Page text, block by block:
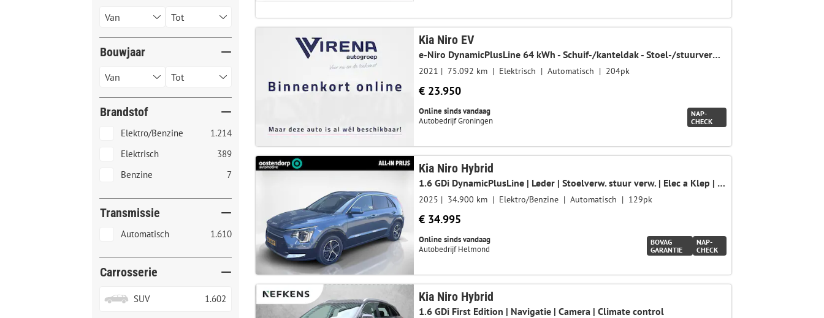
Bouwjaar
Brandstof
Elektro/Benzine
1.214
Elektrisch
389
Benzine
7
Transmissie
Automatisch 1.610
Carrosserie
SUV 1.602
Kia Niro EV
e-Niro DynamicPlusLine 64 kWh - Schuif-/kanteldak - Stoel-/stuurverwarming - Navigatie - Adaptive Cruise Control - Fabrieksgarantie tot 07-2028
2021 75.092 km Elektrisch Automatisch 204pk
€ 23.950
Online sinds vandaag
Autobedrijf Groningen
NAP-
CHECK
Kia Niro Hybrid
1.6 GDi DynamicPlusLine | Leder | Stoelverw. stuur verw. | Elec a Klep | Schuifdak | BTW auto
2025 34.900 km Elektro/Benzine Automatisch 129pk
€ 34.995
Online sinds vandaag
Autobedrijf Helmond
BOVAG
GARANTIE
NAP-
CHECK
Kia Niro Hybrid
1.6 GDi First Edition | Navigatie | Camera | Climate control